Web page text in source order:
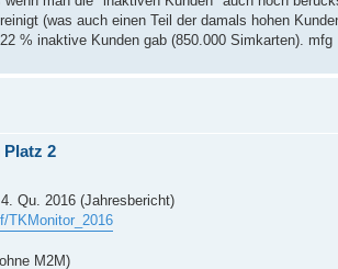
(was auch einen Teil der damals hohen
% inaktive Kunden gab (850.000 Simkarten). mfg
Platz 2
Qu. 2016 (Jahresbericht)
TKMonitor_2016
M2M)